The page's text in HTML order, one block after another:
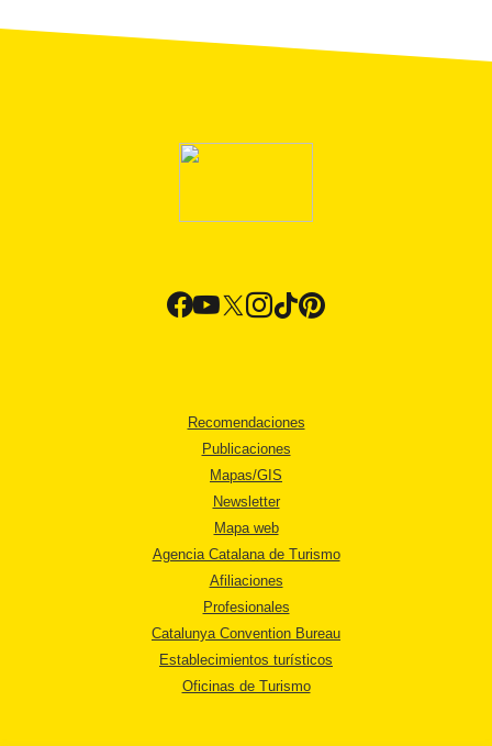
Recomendaciones
Publicaciones
Mapas/GIS
Newsletter
Mapa web
Agencia Catalana de Turismo
Afiliaciones
Profesionales
Catalunya Convention Bureau
Establecimientos turísticos
Oficinas de Turismo